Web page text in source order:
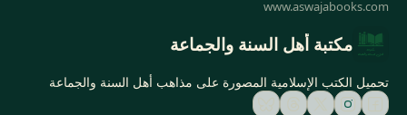
مكتبة أهل السنة والجماعة
تحميل الكتب الإسلامية المصورة على مذاهب أهل السنة والجماعة